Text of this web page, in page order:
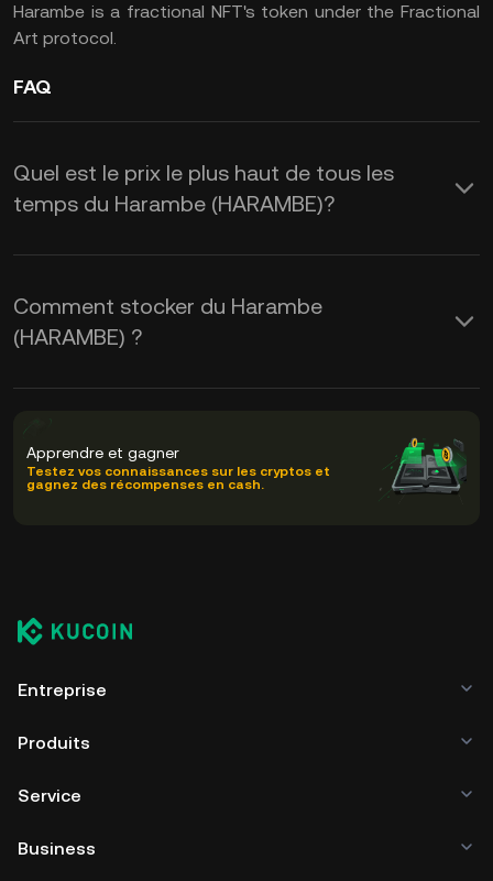
Harambe is a fractional NFT's token under the Fractional
Art protocol.
FAQ
Quel est le prix le plus haut de tous les
temps du Harambe (HARAMBE)?
Comment stocker du Harambe
(HARAMBE) ?
Apprendre et gagner
Testez vos connaissances sur les cryptos et
gagnez des récompenses en cash.
Entreprise
Produits
Service
Business